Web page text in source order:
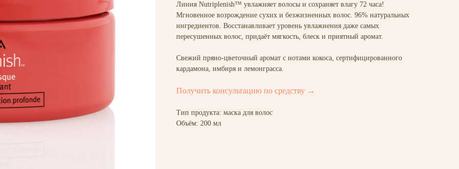
Линия Nutriplenish™ увлажняет волосы и сохраняет влагу 72 часа!
Мгновенное возрождение сухих и безжизненных волос. 96% натуральных
ингредиентов. Восстанавливает уровень увлажнения даже самых
пересушенных волос, придаёт мягкость, блеск и приятный аромат.
Свежий пряно-цветочный аромат с нотами кокоса, сертифицированного
кардамона, имбиря и лемонграсса.
Получить консультацию по средству →
Тип продукта: маска для волос
Объём: 200 мл